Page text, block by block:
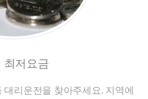
최저요금
리운전을 찾아주세요. 지역에